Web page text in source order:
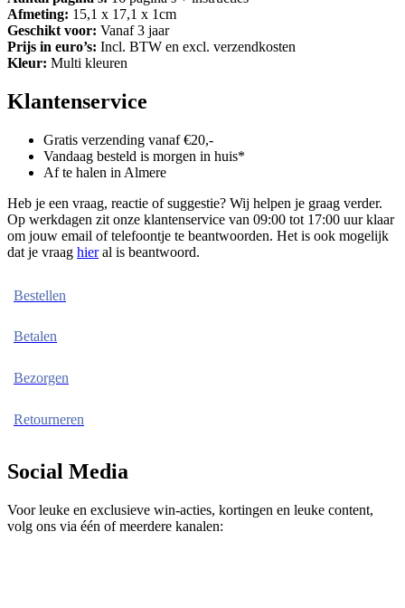
Afmeting: 15,1 x 17,1 x 1cm
Geschikt voor: Vanaf 3 jaar
Prijs in euro’s: Incl. BTW en excl. verzendkosten
Kleur: Multi kleuren
Klantenservice
Gratis verzending vanaf €20,-
Vandaag besteld is morgen in huis*
Af te halen in Almere
Heb je een vraag, reactie of suggestie? Wij helpen je graag verder.
Op werkdagen zit onze klantenservice van 09:00 tot 17:00 uur klaar
om jouw email of telefoontje te beantwoorden. Het is ook mogelijk
dat je vraag hieral is beantwoord.
Bestellen
Betalen
Bezorgen
Retourneren
Social Media
Voor leuke en exclusieve win-acties, kortingen en leuke content,
volg ons via één of meerdere kanalen: